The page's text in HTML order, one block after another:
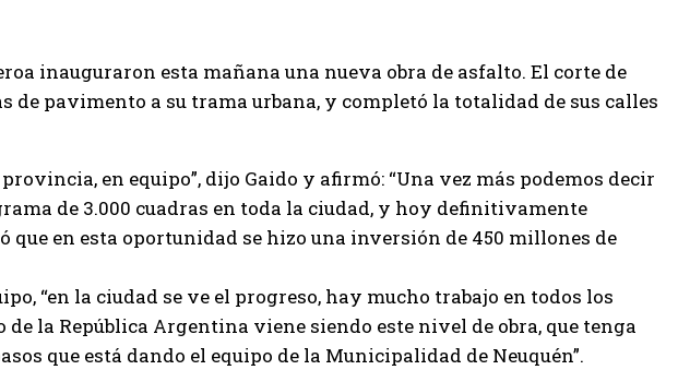
inauguraron esta mañana una nueva obra de asfalto. El corte de
de pavimento a su trama urbana, y completó la totalidad de sus calles
en equipo”, dijo Gaido y afirmó: “Una vez más podemos decir
de 3.000 cuadras en toda la ciudad, y hoy definitivamente
que en esta oportunidad se hizo una inversión de 450 millones de
“en la ciudad se ve el progreso, hay mucho trabajo en todos los
la República Argentina viene siendo este nivel de obra, que tenga
que está dando el equipo de la Municipalidad de Neuquén”.